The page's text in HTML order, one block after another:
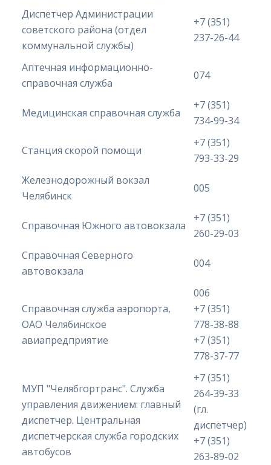
Диспетчер Администрации
советского района (отдел
коммунальной службы)
+7 (351)
237-26-44
Аптечная информационно-
справочная служба
074
Медицинская справочная служба
+7 (351)
734-99-34
Станция скорой помощи
+7 (351)
793-33-29
Железнодорожный вокзал
Челябинск
005
Справочная Южного автовокзала
+7 (351)
260-29-03
Справочная Северного
автовокзала
004
Справочная служба аэропорта,
ОАО Челябинское
авиапредприятие
006
+7 (351)
778-38-88
+7 (351)
778-37-77
МУП "Челябгортранс". Служба
управления движением: главный
диспетчер. Центральная
диспетчерская служба городских
автобусов
+7 (351)
264-39-33
(гл.
диспетчер)
+7 (351)
263-89-02